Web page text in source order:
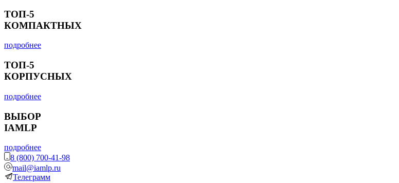
ТОП-5
КОМПАКТНЫХ
подробнее
ТОП-5
КОРПУСНЫХ
подробнее
ВЫБОР
IAMLP
подробнее
8 (800) 700-41-98
mail@iamlp.ru
Телеграмм